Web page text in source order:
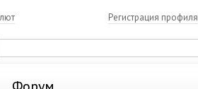
Регистрация профиля